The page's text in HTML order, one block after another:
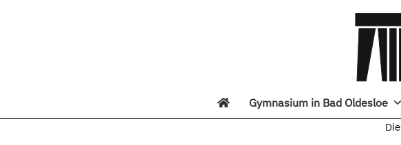
Gymnasium in Bad Oldesloe
Die